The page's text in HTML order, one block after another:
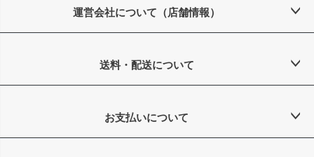
ップ
運営会社について（店舗情報）
送料・配送について
お支払いについて